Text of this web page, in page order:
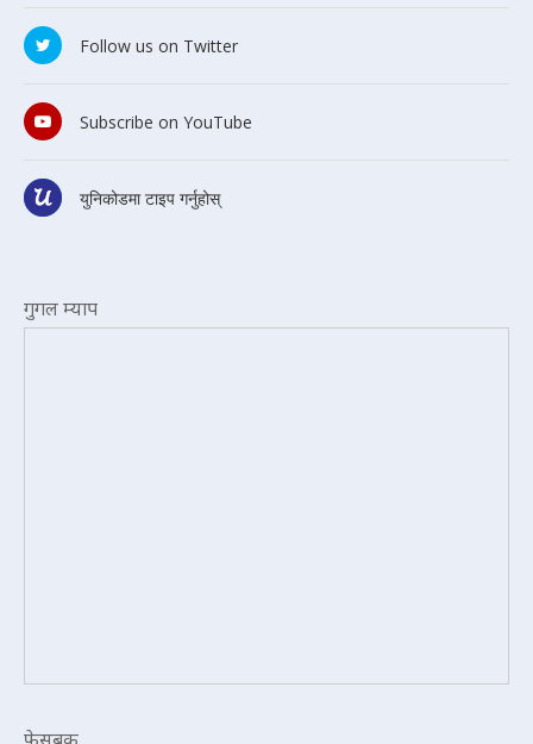
Follow us on Twitter
Subscribe on YouTube
युनिकोडमा टाइप गर्नुहोस्
गुगल म्याप